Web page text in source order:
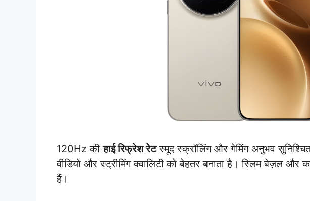
120Hz कीहाई रिफ्रेश रेटस्मूद स्क्रॉलिंग और गेमिंग अनुभव
वीडियो और स्ट्रीमिंग क्वालिटी को बेहतर बनाता है। स्लिम बेज़ल और
हैं।